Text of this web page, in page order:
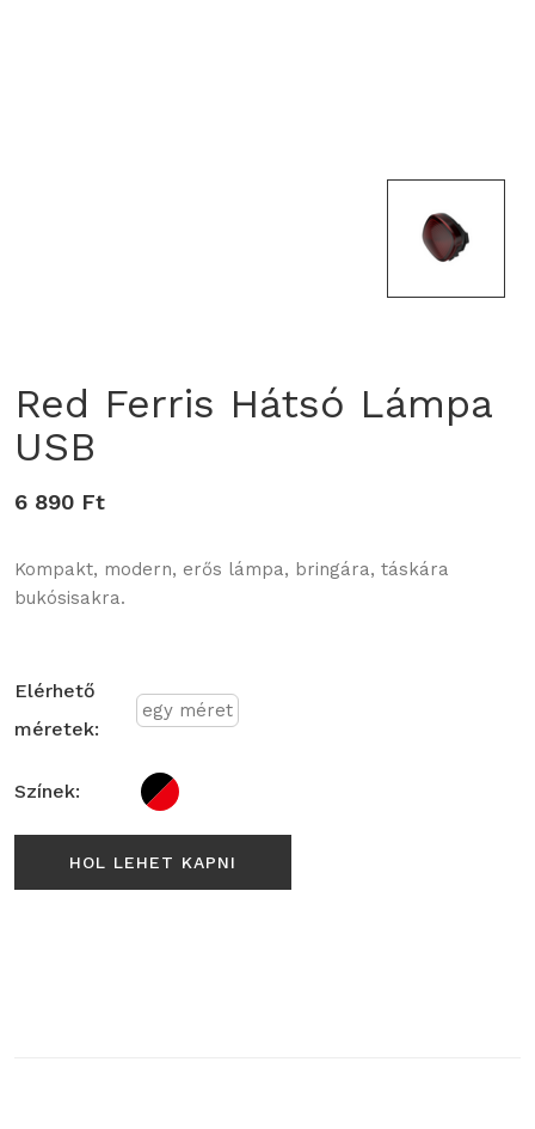
Red Ferris Hátsó Lámpa
USB
6 890 Ft
Kompakt, modern, erős lámpa, bringára, táskára
bukósisakra.
Elérhető
méretek:
egy méret
Színek:
HOL LEHET KAPNI